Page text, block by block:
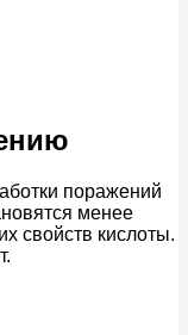
поражений
менее
свойств кислоты.